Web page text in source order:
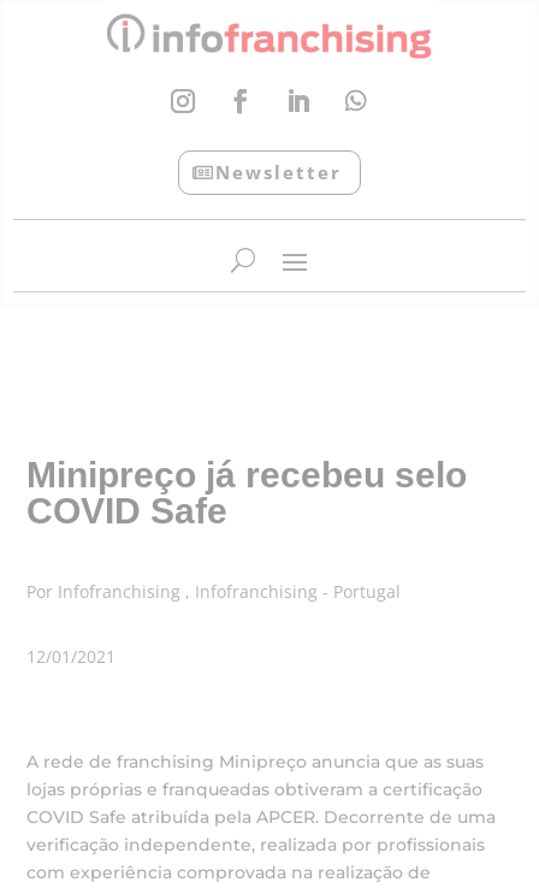
Newsletter
Minipreço já recebeu selo
COVID Safe
Por Infofranchising , Infofranchising - Portugal
12/01/2021
A rede de franchising Minipreço anuncia que as suas
lojas próprias e franqueadas obtiveram a certificação
COVID Safe atribuída pela APCER. Decorrente de uma
verificação independente, realizada por profissionais
com experiência comprovada na realização de